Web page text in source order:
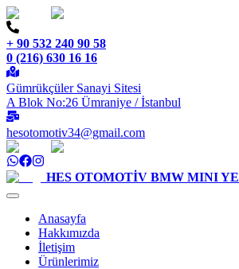
+ 90 532 240 90 58
0 (216) 630 16 16
Gümrükçüler Sanayi Sitesi
A Blok No:26 Ümraniye / İstanbul
hesotomotiv34@gmail.com
HES OTOMOTİV BMW MINI
Anasayfa
Hakkımızda
İletişim
Ürünlerimiz